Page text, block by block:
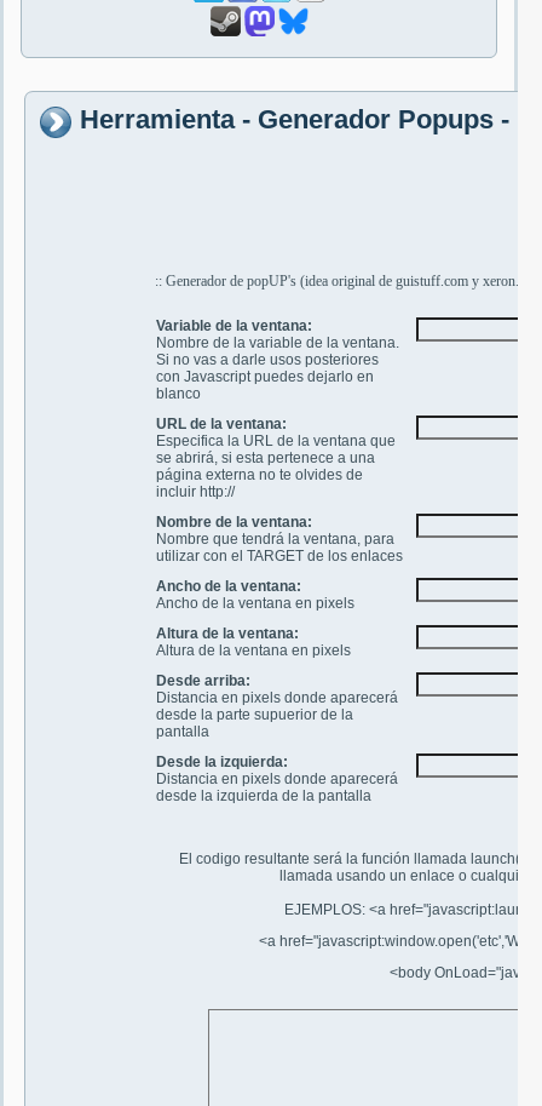
Herramienta - Generador Popups -
:: Generador de popUP's (idea original de guistuff.com y xeron.org
Variable de la ventana:
Nombre de la variable de la ventana.
Si no vas a darle usos posteriores
con Javascript puedes dejarlo en
blanco
URL de la ventana:
Especifica la URL de la ventana que
se abrirá, si esta pertenece a una
página externa no te olvides de
incluir http://
Nombre de la ventana:
Nombre que tendrá la ventana, para
utilizar con el TARGET de los enlaces
Ancho de la ventana:
Ancho de la ventana en pixels
Altura de la ventana:
Altura de la ventana en pixels
Desde arriba:
Distancia en pixels donde aparecerá
desde la parte supuerior de la
pantalla
Desde la izquierda:
Distancia en pixels donde aparecerá
desde la izquierda de la pantalla
El codigo resultante será la función llamada launch()
llamada usando un enlace o cualquier
EJEMPLOS: <a
<a
<body